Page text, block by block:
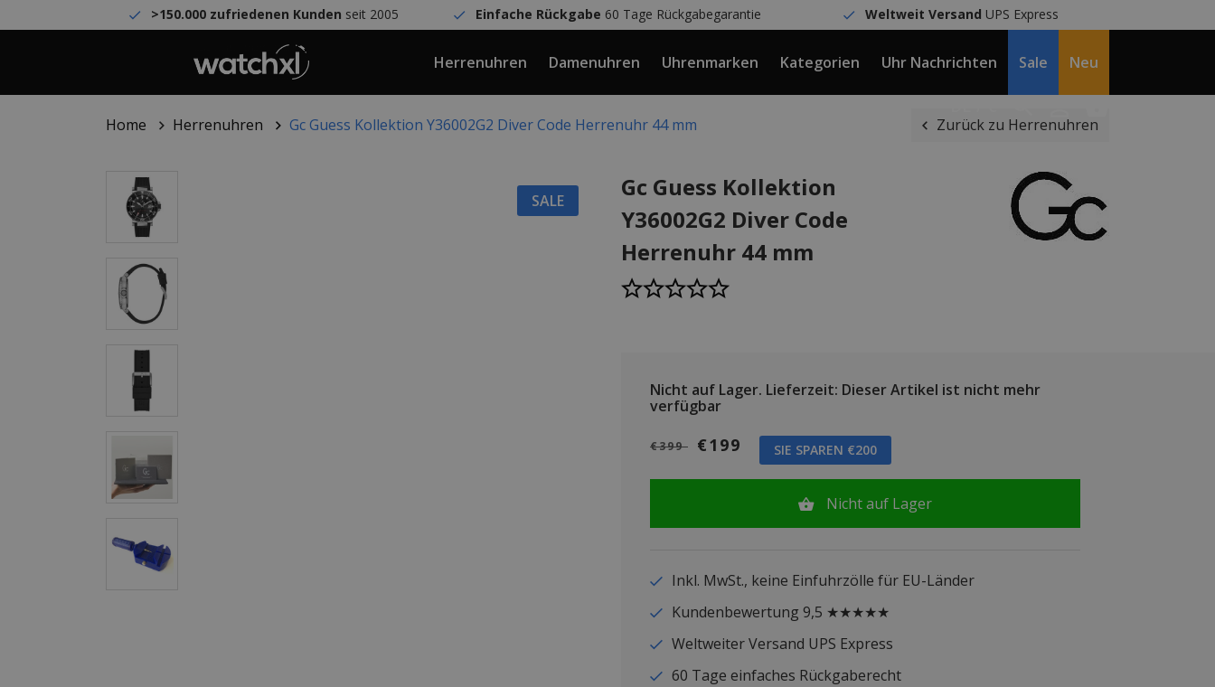
>150.000 zufriedenen Kunden seit 2005 Einfache Rückgabe 60 Tage Rückgabegarantie Weltweit Versand UPS Express
Herrenuhren Damenuhren Uhrenmarken Kategorien Uhr Nachrichten Sale Neu
Home Herrenuhren Gc Guess Kollektion Y36002G2 Diver Code Herrenuhr 44 mm Zurück zu Herrenuhren
SALE
Gc Guess Kollektion
Y36002G2 Diver Code
Herrenuhr 44 mm
Nicht auf Lager. Lieferzeit: Dieser Artikel ist nicht mehr
verfügbar
€399 €199 SIE SPAREN €200
Nicht auf Lager
Inkl. MwSt., keine Einfuhrzölle für EU-Länder
Kundenbewertung 9,5 ★★★★★
Weltweiter Versand UPS Express
60 Tage einfaches Rückgaberecht